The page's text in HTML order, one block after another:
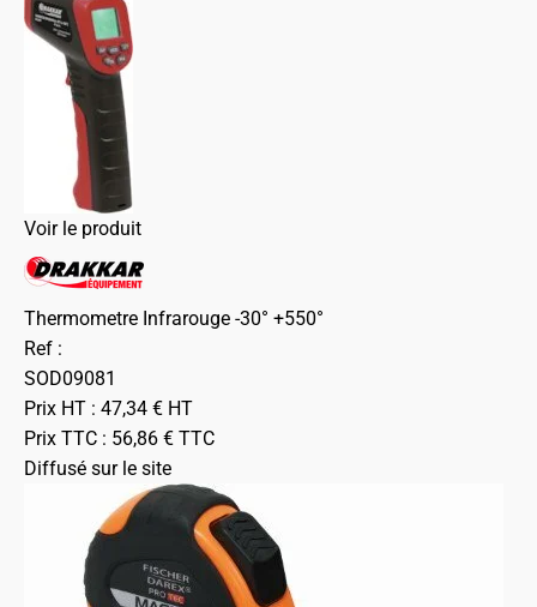
Voir le produit
Thermometre Infrarouge -30° +550°
Ref :
SOD09081
Prix HT : 47,34 € HT
Prix TTC : 56,86 € TTC
Diffusé sur le site